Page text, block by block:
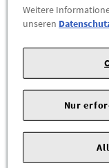
Weitere
unseren
Nur